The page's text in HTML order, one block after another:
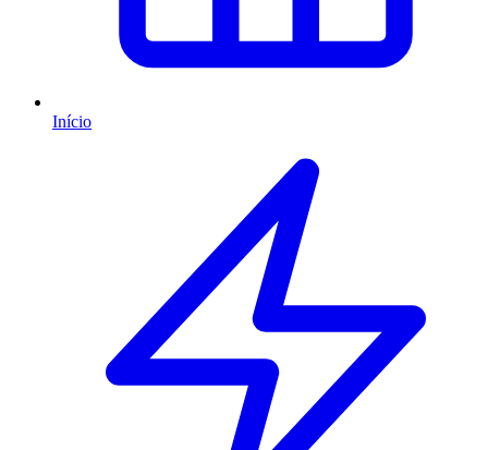
Início